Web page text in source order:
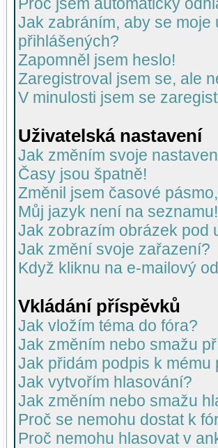
Jak zabráním, aby se
přihlášených?
Zapomněl jsem heslo!
Zaregistroval jsem se, ale
V minulosti jsem se
Uživatelská nastavení
Jak změním svoje
Časy jsou špatně!
Změnil jsem časové
Můj jazyk není na seznamu!
Jak zobrazím obrázek pod
Jak změní svoje zařazení?
Když kliknu na e-mailový
Vkládání příspěvků
Jak vložím téma do fóra?
Jak změním nebo smažu
Jak přidám podpis k mému
Jak vytvořím hlasování?
Jak změním nebo smažu
Proč se nemohu dostat k
Proč nemohu hlasovat v